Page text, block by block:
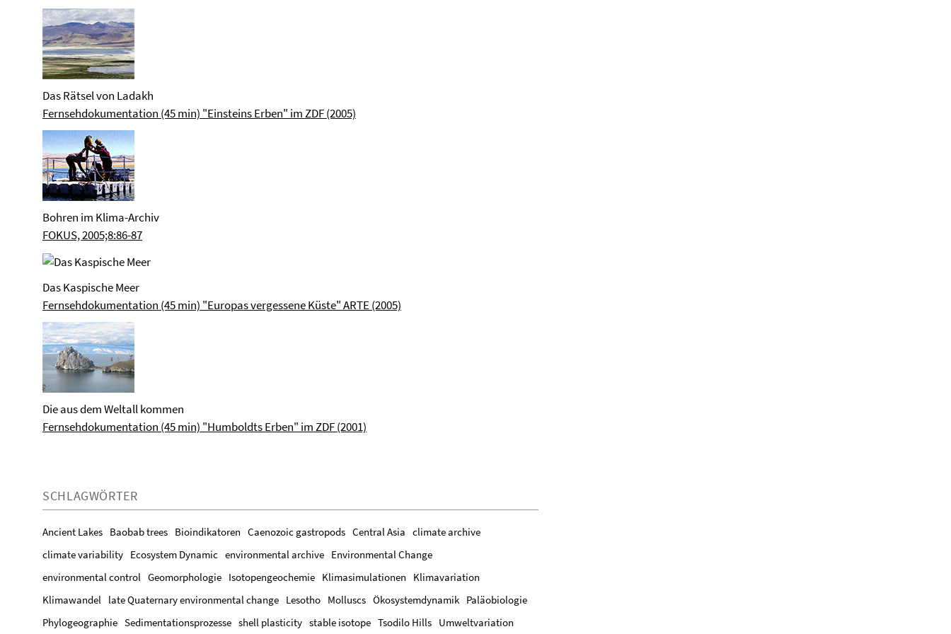
Das Rätsel von Ladakh
Fernsehdokumentation (45 min) "Einsteins Erben" im ZDF (2005)
Bohren im Klima-Archiv
FOKUS, 2005;8:86-87
Das Kaspische Meer
Fernsehdokumentation (45 min) "Europas vergessene Küste" ARTE (2005)
Die aus dem Weltall kommen
Fernsehdokumentation (45 min) "Humboldts Erben" im ZDF (2001)
SCHLAGWÖRTER
Ancient Lakes Baobab trees Bioindikatoren Caenozoic gastropods Central Asia climate archive
climate variability Ecosystem Dynamic environmental archive Environmental Change
environmental control Geomorphologie Isotopengeochemie Klimasimulationen
Klimavariation
Klimawandel
late Quaternary environmental change Lesotho Molluscs Ökosystemdynamik Paläobiologie
Phylogeographie Sedimentationsprozesse shell plasticity stable isotope Tsodilo Hills Umweltvariation